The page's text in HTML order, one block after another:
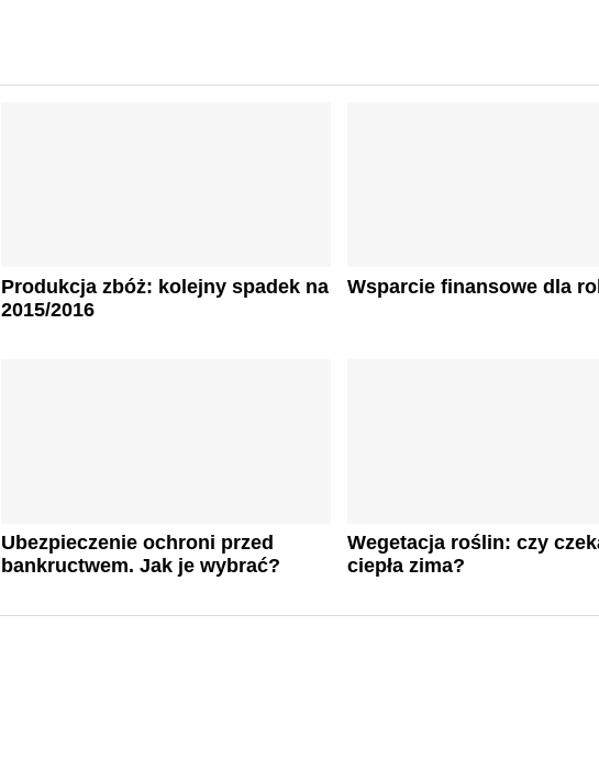
Produkcja zbóż: kolejny spadek na
2015/2016
Wsparcie finansowe dla
Ubezpieczenie ochroni przed
bankructwem. Jak je wybrać?
Wegetacja roślin: czy
ciepła zima?